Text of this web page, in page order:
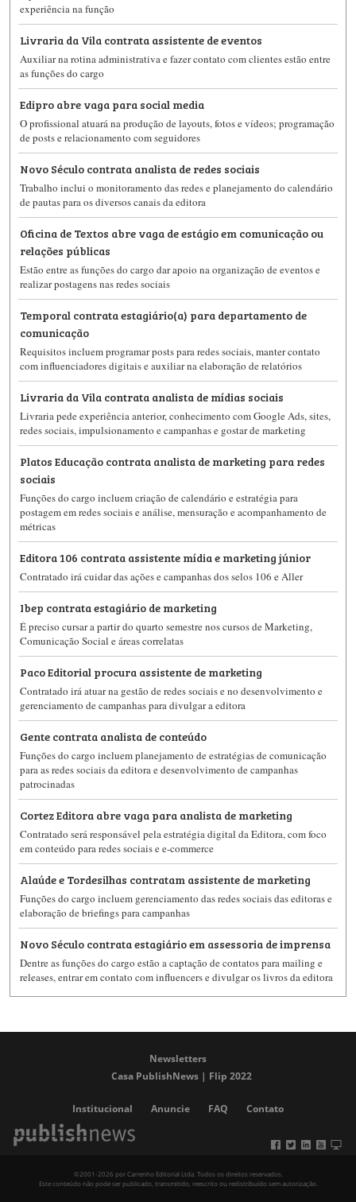
experiência na função
Livraria da Vila contrata assistente de eventos
Auxiliar na rotina administrativa e fazer contato com clientes estão entre
as funções do cargo
Edipro abre vaga para social media
O profissional atuará na produção de layouts, fotos e vídeos; programação
de posts e relacionamento com seguidores
Novo Século contrata analista de redes sociais
Trabalho inclui o monitoramento das redes e planejamento do calendário
de pautas para os diversos canais da editora
Oficina de Textos abre vaga de estágio em comunicação ou
relações públicas
Estão entre as funções do cargo dar apoio na organização de eventos e
realizar postagens nas redes sociais
Temporal contrata estagiário(a) para departamento de
comunicação
Requisitos incluem programar posts para redes sociais, manter contato
com influenciadores digitais e auxiliar na elaboração de relatórios
Livraria da Vila contrata analista de mídias sociais
Livraria pede experiência anterior, conhecimento com Google Ads, sites,
redes sociais, impulsionamento e campanhas e gostar de marketing
Platos Educação contrata analista de marketing para redes
sociais
Funções do cargo incluem criação de calendário e estratégia para
postagem em redes sociais e análise, mensuração e acompanhamento de
métricas
Editora 106 contrata assistente mídia e marketing júnior
Contratado irá cuidar das ações e campanhas dos selos 106 e Aller
Ibep contrata estagiário de marketing
É preciso cursar a partir do quarto semestre nos cursos de Marketing,
Comunicação Social e áreas correlatas
Paco Editorial procura assistente de marketing
Contratado irá atuar na gestão de redes sociais e no desenvolvimento e
gerenciamento de campanhas para divulgar a editora
Gente contrata analista de conteúdo
Funções do cargo incluem planejamento de estratégias de comunicação
para as redes sociais da editora e desenvolvimento de campanhas
patrocinadas
Cortez Editora abre vaga para analista de marketing
Contratado será responsável pela estratégia digital da Editora, com foco
em conteúdo para redes sociais e e-commerce
Alaúde e Tordesilhas contratam assistente de marketing
Funções do cargo incluem gerenciamento das redes sociais das editoras e
elaboração de briefings para campanhas
Novo Século contrata estagiário em assessoria de imprensa
Dentre as funções do cargo estão a captação de contatos para mailing e
releases, entrar em contato com influencers e divulgar os livros da editora
Newsletters
Casa PublishNews | Flip 2022
Institucional Anuncie FAQ Contato
©2001-2026 por Carrenho Editorial Ltda. Todos os direitos reservados.
Este conteúdo não pode ser publicado, transmitido, reescrito ou redistribuído sem autorização.